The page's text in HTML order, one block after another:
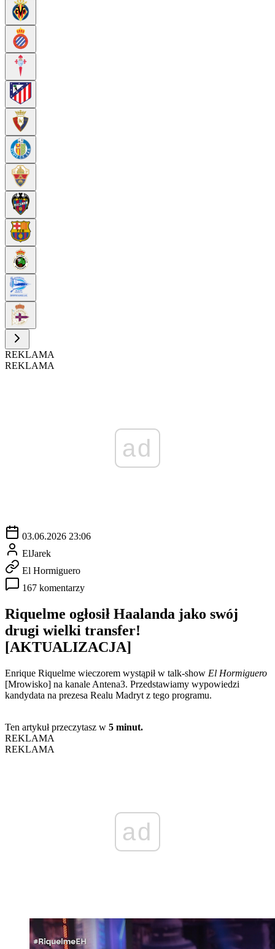
REKLAMA
REKLAMA
ad
03.06.2026 23:06
ElJarek
El Hormiguero
167 komentarzy
Riquelme ogłosił Haalanda jako swój
drugi wielki transfer!
[AKTUALIZACJA]
Enrique Riquelme wieczorem wystąpił w talk-show El Hormiguero
[Mrowisko] na kanale Antena3. Przedstawiamy wypowiedzi
kandydata na prezesa Realu Madryt z tego programu.
Ten artykuł przeczytasz w 5 minut.
REKLAMA
REKLAMA
ad